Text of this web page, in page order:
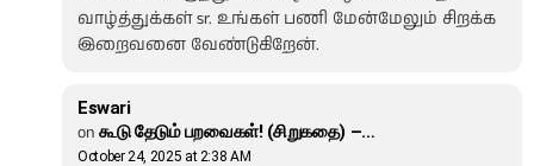
வாழ்த்துக்கள் sr. உங்கள் பணி மேன்மேலும் சிறக்க
இறைவனை வேண்டுகிறேன்.
Eswari
on கூடு தேடும் பறவைகள்! (சிறுகதை) –…
October 24, 2025 at 2:38 AM